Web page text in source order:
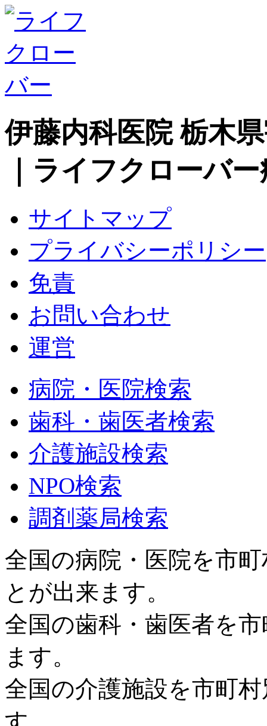
伊藤内科医院 栃木
｜ライフクローバ
サイトマップ
プライバシーポリシー
免責
お問い合わせ
運営
病院・医院検索
歯科・歯医者検索
介護施設検索
NPO検索
調剤薬局検索
全国の病院・医院を市
とが出来ます。
全国の歯科・歯医者を
ます。
全国の介護施設を市町
す。